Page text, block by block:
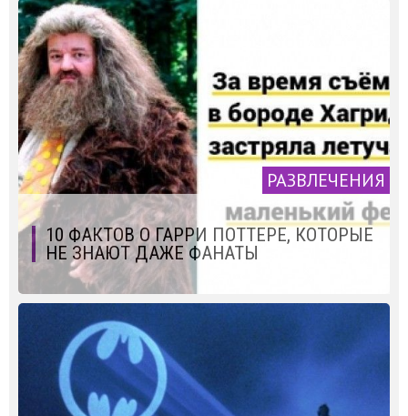
РАЗВЛЕЧЕНИЯ
10 ФАКТОВ О ГАРРИ ПОТТЕРЕ, КОТОРЫЕ
НЕ ЗНАЮТ ДАЖЕ ФАНАТЫ